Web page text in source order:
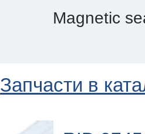
Magnetic
Запчасти в